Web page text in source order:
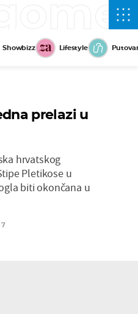
Showbizz Lifestyle
prelazi u
hrvatskog
Pletikose u
biti okončana u